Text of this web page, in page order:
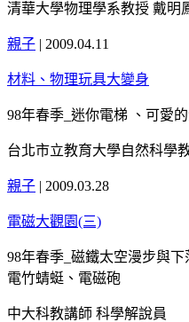
清華大學物理學系教授 戴明
親子 | 2009.04.11
材料、物理玩具大變身
98年春季_迷你電梯 、可愛
台北市立教育大學自然科學
親子 | 2009.03.28
電磁大觀園(三)
98年春季_磁鐵太空漫步與
電竹蜻蜓、電磁砲
中大科教講師 科學解說員